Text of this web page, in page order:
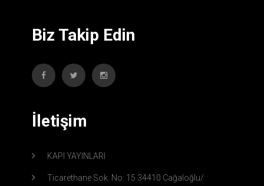
Biz Takip Edin
İletişim
KAPI YAYINLARI
Ticarethane Sok. No: 15 34410 Cağaloğlu/